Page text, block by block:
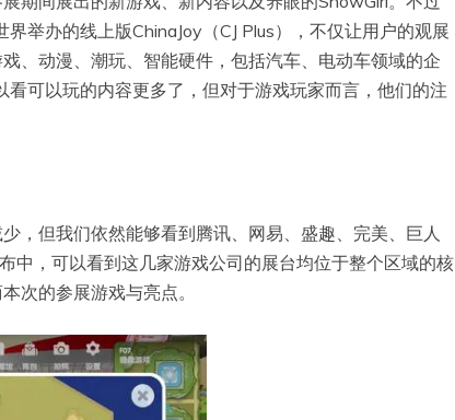
举办的线上版ChinaJoy（CJ Plus），不仅让用户的观展
、动漫、潮玩、智能硬件，包括汽车、电动车领域的企
可以玩的内容更多了，但对于游戏玩家而言，他们的注
，但我们依然能够看到腾讯、网易、盛趣、完美、巨人
中，可以看到这几家游戏公司的展台均位于整个区域的核
次的参展游戏与亮点。